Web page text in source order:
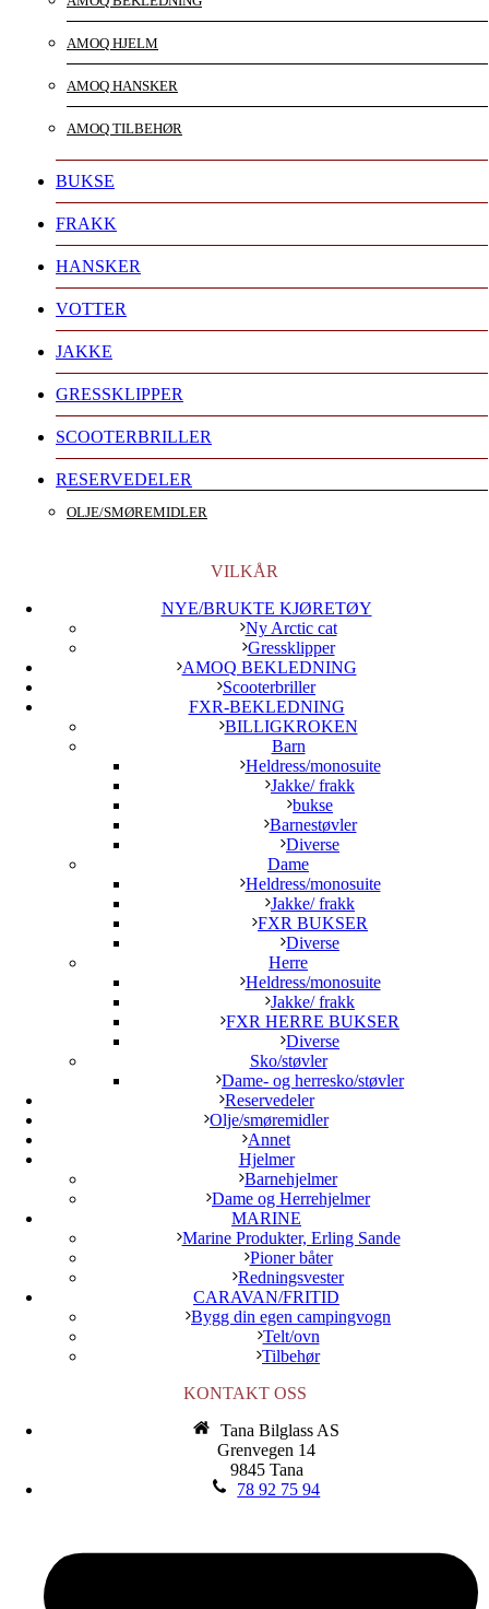
AMOQ HJELM
AMOQ HANSKER
AMOQ TILBEHØR
BUKSE
FRAKK
HANSKER
VOTTER
JAKKE
GRESSKLIPPER
SCOOTERBRILLER
RESERVEDELER
OLJE/SMØREMIDLER
VILKÅR
NYE/BRUKTE KJØRETØY
Ny Arctic cat
Gressklipper
AMOQ BEKLEDNING
Scooterbriller
FXR-BEKLEDNING
BILLIGKROKEN
Barn
Heldress/monosuite
Jakke/ frakk
bukse
Barnestøvler
Diverse
Dame
Heldress/monosuite
Jakke/ frakk
FXR BUKSER
Diverse
Herre
Heldress/monosuite
Jakke/ frakk
FXR HERRE BUKSER
Diverse
Sko/støvler
Dame- og herresko/støvler
Reservedeler
Olje/smøremidler
Annet
Hjelmer
Barnehjelmer
Dame og Herrehjelmer
MARINE
Marine Produkter, Erling Sande
Pioner båter
Redningsvester
CARAVAN/FRITID
Bygg din egen campingvogn
Telt/ovn
Tilbehør
KONTAKT OSS
Tana Bilglass AS
Grenvegen 14
9845 Tana
78 92 75 94